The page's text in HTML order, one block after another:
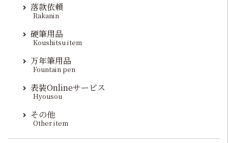
落款依頼
Rakanin
硬筆用品
Koushitsu item
万年筆用品
Fountain pen
表装Onlineサービス
Hyousou
その他
Other item